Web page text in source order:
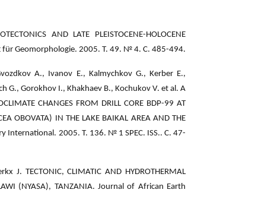
AND LATE PLEISTOCENE-HOLOCENE
für Geomorphologie. 2005. Т. 49. № 4. С. 485-494.
A., Ivanov E., Kalmychkov G., Kerber E.,
G., Gorokhov I., Khakhaev B., Kochukov V. et al. A
CHANGES FROM DRILL CORE BDP-99 AT
OBOVATA) IN THE LAKE BAIKAL AREA AND THE
International. 2005. Т. 136. № 1 SPEC. ISS.. С. 47-
TECTONIC, CLIMATIC AND HYDROTHERMAL
(NYASA), TANZANIA. Journal of African Earth